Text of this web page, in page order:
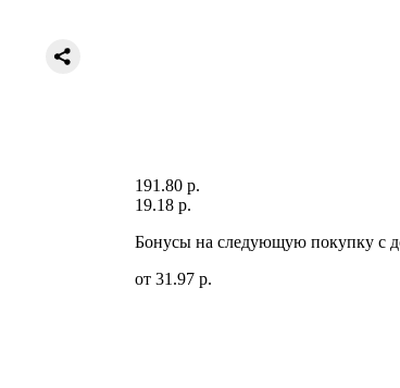
191.80 р.
19.18 р.
Бонусы на следующую покупку c
от 31.97 р.